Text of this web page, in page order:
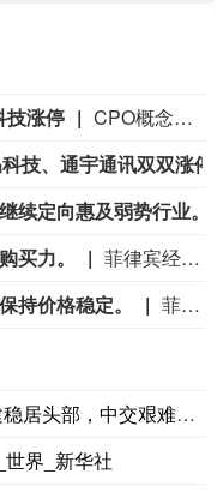
技涨停
CPO概念盘中持续反弹，光迅科技涨停，联讯仪器、光库科技、东山精密、汇绿生态、长光华芯等跟涨。
买力。
菲律宾经济部长：将保障购买力。
持价格稳定。 菲律宾经济部长：我们将保持价格稳定。
头部，中交艰难保壳
界_新华社